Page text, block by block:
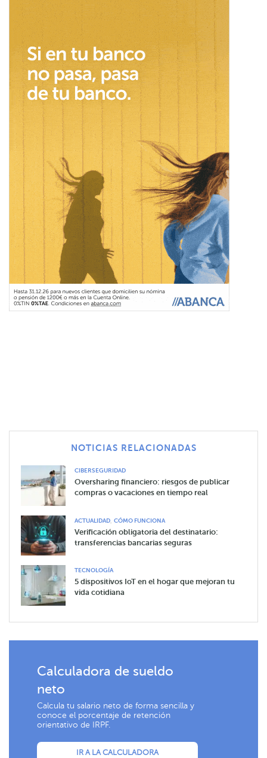
NOTICIAS RELACIONADAS
CIBERSEGURIDAD
Oversharing financiero: riesgos de publicar
compras o vacaciones en tiempo real
ACTUALIDAD CÓMO FUNCIONA
Verificación obligatoria del destinatario:
transferencias bancarias seguras
TECNOLOGÍA
5 dispositivos IoT en el hogar que mejoran tu
vida cotidiana
Calculadora de sueldo
neto
Calcula tu salario neto de forma sencilla y
conoce el porcentaje de retención
orientativo de IRPF.
IR A LA CALCULADORA